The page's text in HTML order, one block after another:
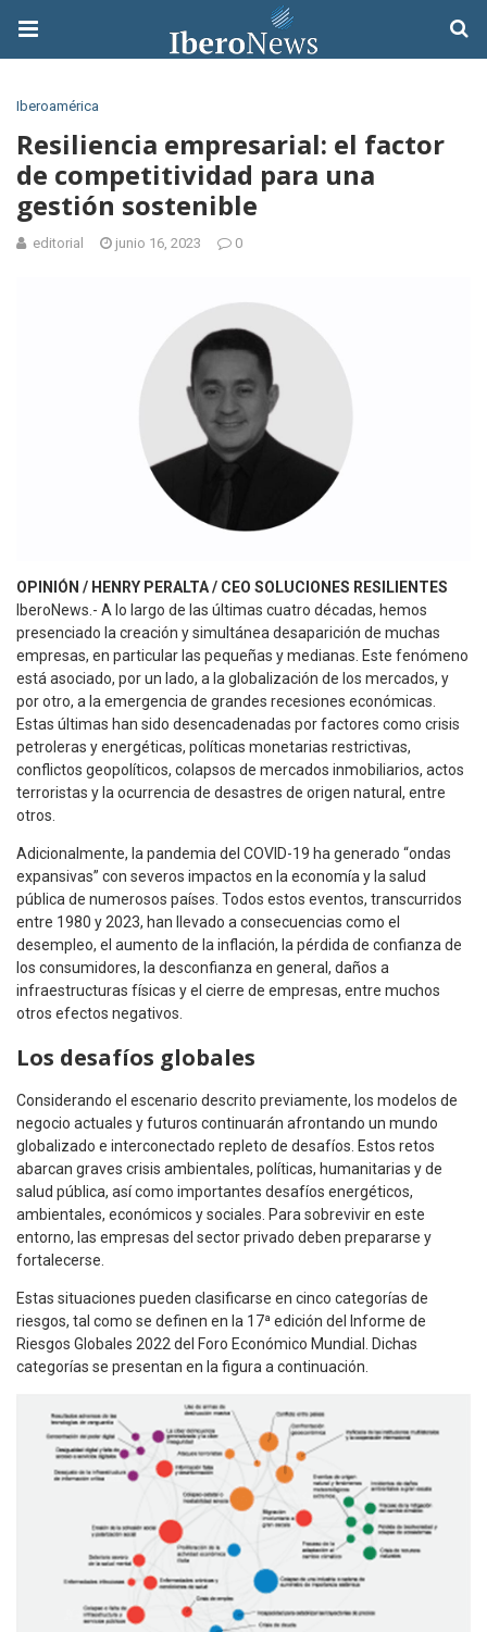
Iberoamérica
Resiliencia empresarial: el factor
de competitividad para una
gestión sostenible
editorial junio 16, 2023 0
OPINIÓN / HENRY PERALTA / CEO SOLUCIONES RESILIENTES
IberoNews.- A lo largo de las últimas cuatro décadas, hemos
presenciado la creación y simultánea desaparición de muchas
empresas, en particular las pequeñas y medianas. Este fenómeno
está asociado, por un lado, a la globalización de los mercados, y
por otro, a la emergencia de grandes recesiones económicas.
Estas últimas han sido desencadenadas por factores como crisis
petroleras y energéticas, políticas monetarias restrictivas,
conflictos geopolíticos, colapsos de mercados inmobiliarios, actos
terroristas y la ocurrencia de desastres de origen natural, entre
otros.
Adicionalmente, la pandemia del COVID-19 ha generado “ondas
expansivas” con severos impactos en la economía y la salud
pública de numerosos países. Todos estos eventos, transcurridos
entre 1980 y 2023, han llevado a consecuencias como el
desempleo, el aumento de la inflación, la pérdida de confianza de
los consumidores, la desconfianza en general, daños a
infraestructuras físicas y el cierre de empresas, entre muchos
otros efectos negativos.
Los desafíos globales
Considerando el escenario descrito previamente, los modelos de
negocio actuales y futuros continuarán afrontando un mundo
globalizado e interconectado repleto de desafíos. Estos retos
abarcan graves crisis ambientales, políticas, humanitarias y de
salud pública, así como importantes desafíos energéticos,
ambientales, económicos y sociales. Para sobrevivir en este
entorno, las empresas del sector privado deben prepararse y
fortalecerse.
Estas situaciones pueden clasificarse en cinco categorías de
riesgos, tal como se definen en la 17ª edición del Informe de
Riesgos Globales 2022 del Foro Económico Mundial. Dichas
categorías se presentan en la figura a continuación.